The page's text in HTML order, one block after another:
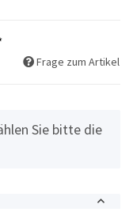
Frage zum Artikel
Sie bitte die